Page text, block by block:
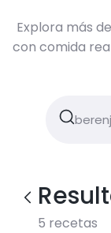
Explora más
con comida
5 recetas